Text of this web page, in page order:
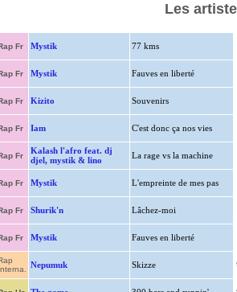
Les
Fr Mystik 77 kms
Fr Mystik Fauves en liberté
Fr Kizito Souvenirs
Fr Iam C'est donc ça nos vies
Fr
Kalash l'afro feat. dj
djel, mystik & lino
La rage vs la machine
Fr Mystik L'empreinte de mes pas
Fr Shurik'n Lâchez-moi
Fr Mystik Fauves en liberté
Nepumuk Skizze